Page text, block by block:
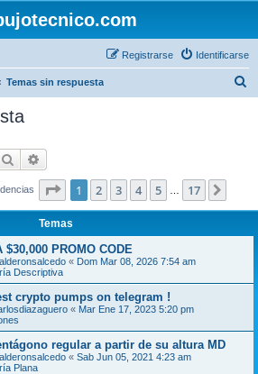
Identificarse
Registrarse
Temas sin respuesta
Buscar
Página de 17
1 2 3 4 5 17
Temas
$30,000 PROMO CODE
« Dom Mar 08, 2026 7:54 am
Descriptiva
crypto pumps on telegram !
« Mar Ene 17, 2023 5:20 pm
regular a partir de su altura MD
« Sab Jun 05, 2021 4:23 am
Plana